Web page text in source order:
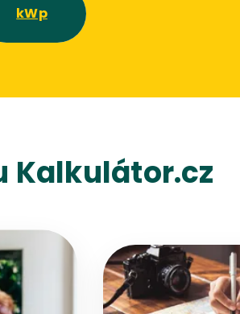
kWp
Kalkulátor.cz
Přejít na detail článku